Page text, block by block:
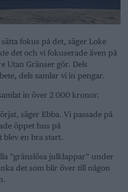
fokus på det, säger Loke
det och vi fokuserade även på
Utan Gränser gör. Dels
dels samlar vi in pengar.
in över 2 000 kronor.
säger Ebba. Vi passade på
öppet hus på
blev en bra start.
”gränslösa julklappar” under
det som blir över till någon